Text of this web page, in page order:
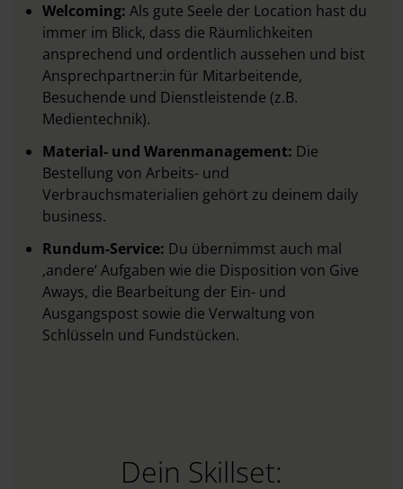
Welcoming: Als gute Seele der Location hast du
immer im Blick, dass die Räumlichkeiten
ansprechend und ordentlich aussehen und bist
Ansprechpartner:in für Mitarbeitende,
Besuchende und Dienstleistende (z.B.
Medientechnik).
Material- und Warenmanagement: Die
Bestellung von Arbeits- und
Verbrauchsmaterialien gehört zu deinem daily
business.
Rundum-Service: Du übernimmst auch mal
‚andere‘ Aufgaben wie die Disposition von Give
Aways, die Bearbeitung der Ein- und
Ausgangspost sowie die Verwaltung von
Schlüsseln und Fundstücken.
Dein Skillset: